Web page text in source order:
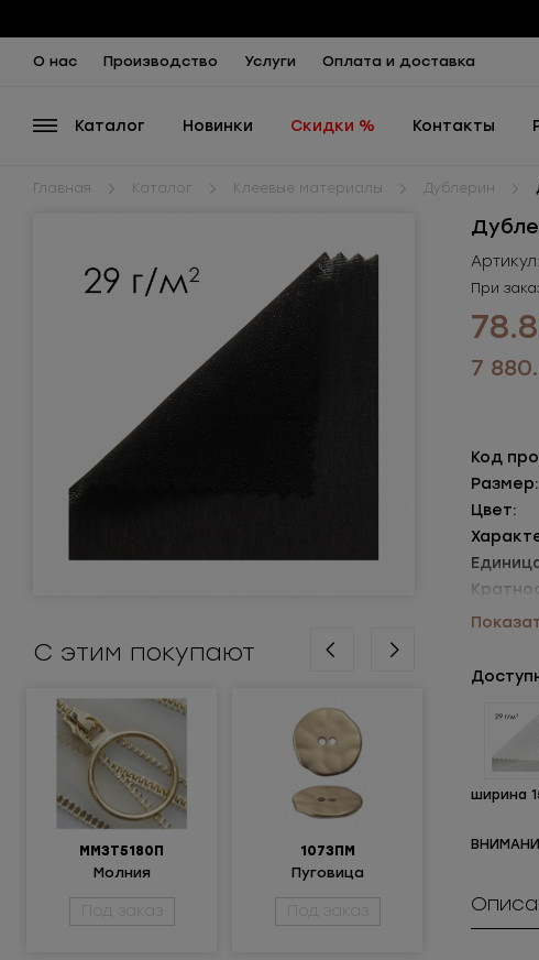
О нас Производство Услуги Оплата и доставка
Каталог Новинки Скидки % Контакты
Главная Каталог Клеевые материалы Дублерин
С этим покупают
ММ3Т5180П
Молния
металлическая
разъемная 3Т
Под заказ
1073ПМ
Пуговица
металлическая 36L
Под заказ 3.05 РУБ
1 525РУБ
Артикул:
При
7
Код
Размер:
Цвет:
ширина